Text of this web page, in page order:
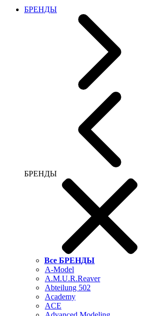
БРЕНДЫ
БРЕНДЫ
Все БРЕНДЫ
A-Model
A.M.U.R.Reaver
Abteilung 502
Academy
ACE